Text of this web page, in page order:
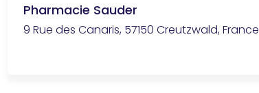
Pharmacie Sauder
9 Rue des Canaris, 57150 Creutzwald, France